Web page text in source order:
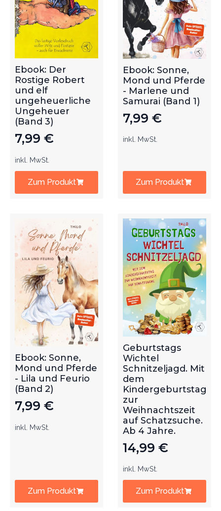
Ebook: Der
Rostige Robert
und elf
ungeheuerliche
Ungeheuer
(Band 3)
7,99 €
inkl. MwSt.
Zum Produkt
Ebook: Sonne,
Mond und Pferde
- Marlene und
Samurai (Band 1)
7,99 €
inkl. MwSt.
Zum Produkt
Ebook: Sonne,
Mond und Pferde
- Lila und Feurio
(Band 2)
7,99 €
inkl. MwSt.
Zum Produkt
Geburtstags
Wichtel
Schnitzeljagd. Mit
dem
Kindergeburtstag
zur
Weihnachtszeit
auf Schatzsuche.
Ab 4 Jahre.
14,99 €
inkl. MwSt.
Zum Produkt